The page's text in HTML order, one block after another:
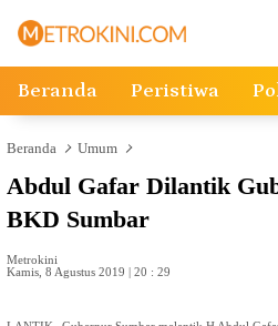
Beranda Peristiwa
Beranda Umum
Abdul Gafar Dilantik
BKD Sumbar
Metrokini
Kamis, 8 Agustus 2019 | 20 : 29